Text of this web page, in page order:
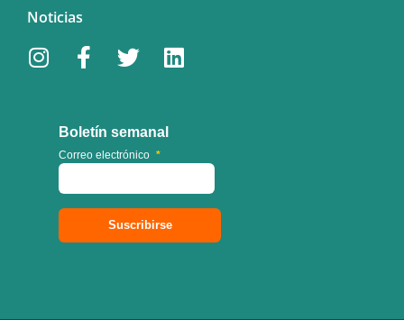
Noticias
Boletín semanal
Correo electrónico *